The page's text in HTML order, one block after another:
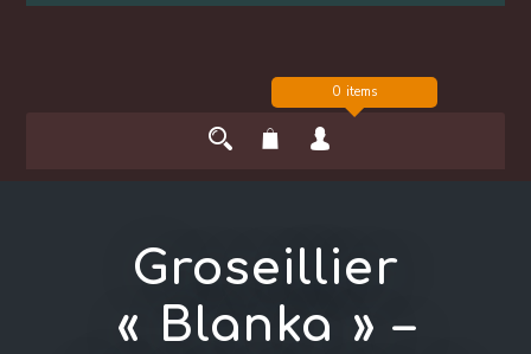
0 items
Groseillier
« Blanka » –